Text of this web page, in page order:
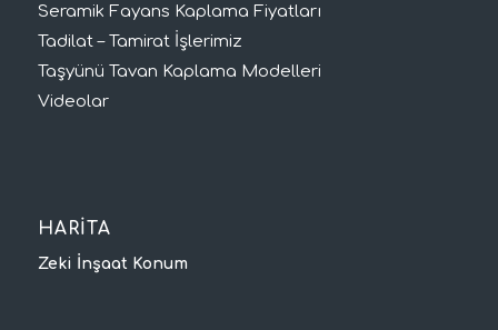
Seramik Fayans Kaplama Fiyatları
Tadilat – Tamirat İşlerimiz
Taşyünü Tavan Kaplama Modelleri
Videolar
HARİTA
Zeki İnşaat Konum